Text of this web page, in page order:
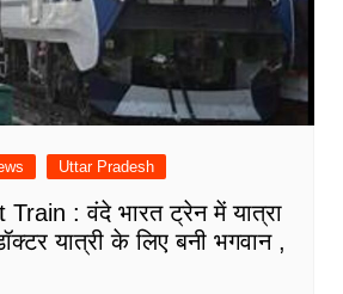
Uttar Pradesh
: वंदे भारत ट्रेन में यात्रा
यात्री के लिए बनी भगवान ,